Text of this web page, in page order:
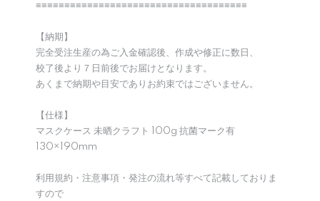
≡≡≡≡≡≡≡≡≡≡≡≡≡≡≡≡≡≡≡≡≡≡≡≡≡≡≡≡≡≡≡≡≡≡≡≡≡
【納期】
完全受注生産の為ご入金確認後、作成や修正に数日、
校了後より７日前後でお届けとなります。
あくまで納期や目安でありお約束ではございません。
【仕様】
マスクケース 未晒クラフト 100g 抗菌マーク有
130×190mm
利用規約・注意事項・発注の流れ等すべて記載しておりま
すので